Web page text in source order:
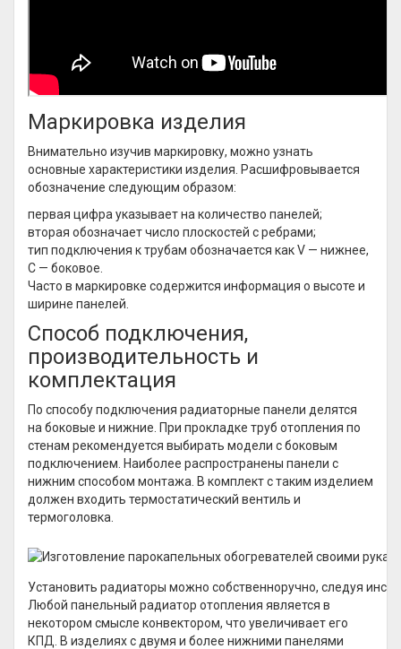
Маркировка изделия
Внимательно изучив маркировку, можно узнать
основные характеристики изделия. Расшифровывается
обозначение следующим образом:
первая цифра указывает на количество панелей;
вторая обозначает число плоскостей с ребрами;
тип подключения к трубам обозначается как V — нижнее,
C — боковое.
Часто в маркировке содержится информация о высоте и
ширине панелей.
Способ подключения,
производительность и
комплектация
По способу подключения радиаторные панели делятся
на боковые и нижние. При прокладке труб отопления по
стенам рекомендуется выбирать модели с боковым
подключением. Наиболее распространены панели с
нижним способом монтажа. В комплект с таким изделием
должен входить термостатический вентиль и
термоголовка.
Установить радиаторы можно собственноручно, следуя
Любой панельный радиатор отопления является в
некотором смысле конвектором, что увеличивает его
КПД. В изделиях с двумя и более нижними панелями